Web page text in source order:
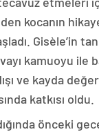
kocanın
Gisèle’in
kamuoyu ile
ve kayda
katkısı oldu.
önceki